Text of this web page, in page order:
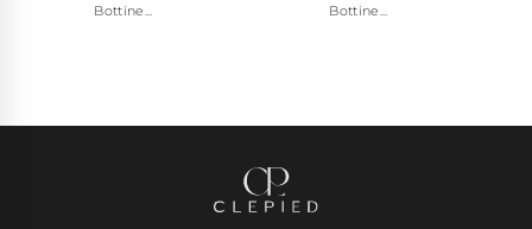
Bottine... Bottine...